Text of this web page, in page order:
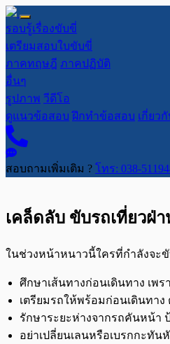
รอบรู้เรื่องขับขี่
เตรียมสอบใบขับขี่
ภาคทฤษฎี ภาคปฏิบัติ
อื่นๆ
รูปภาพ วีดีโอ
ดูแนวข้อสอบ ฝึกทำข้อสอบ เกี่ยวกั
สอบถามเพิ่มเติม ? โทร: 038-
เคล็ดลับ ขับรถเที่ยวฝ่
ในช่วงหน้าหนาวนี้ใครที่กำลังจะ
ศึกษาเส้นทางก่อนเดินทาง เพ
เตรียมรถให้พร้อมก่อนเดินทา
รักษาระยะห่างจากรถคันหน้า
อย่าเปลี่ยนเลนหรือเบรกกะทั